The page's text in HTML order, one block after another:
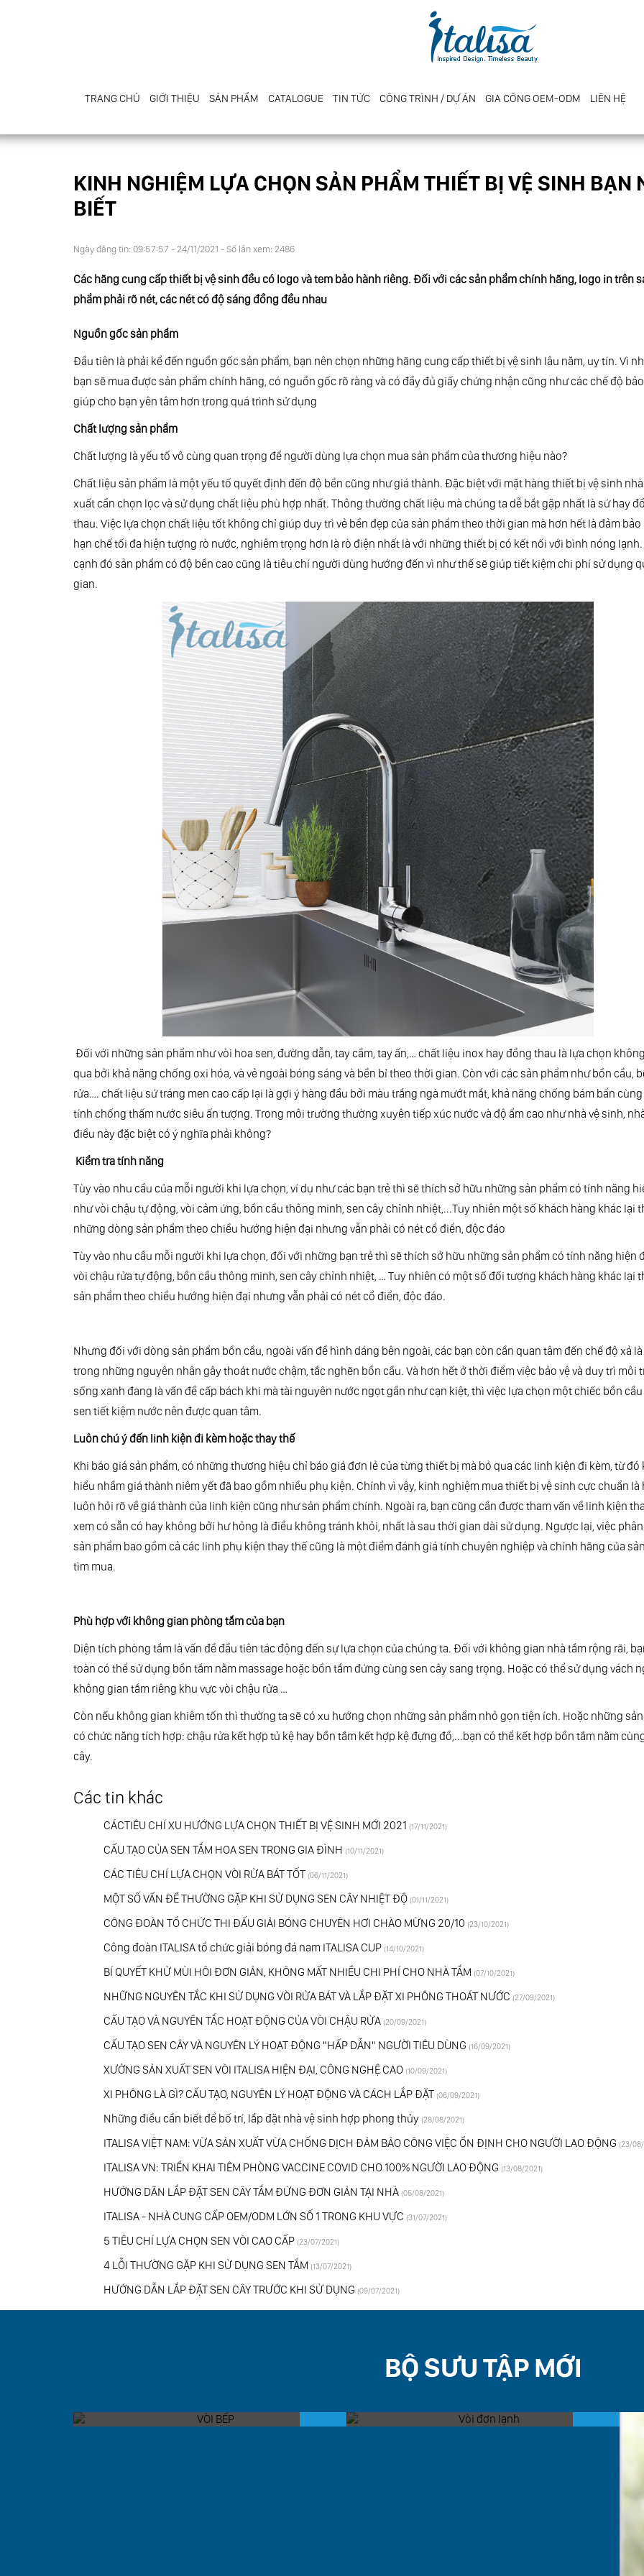
TRANG CHỦ GIỚI THIỆU SẢN PHẨM CATALOGUE TIN TỨC CÔNG TRÌNH / DỰ ÁN GIA CÔNG OEM-ODM LIÊN HỆ
KINH NGHIỆM LỰA CHỌN SẢN PHẨM THIẾT BỊ VỆ SINH BẠN
BIẾT
Ngày đăng tin: 09:57:57 - 24/11/2021 - Số lần xem: 2486
Các hãng cung cấp thiết bị vệ sinh đều có logo và tem bảo hành riêng. Đối với các sản phẩm chính hãng, logo in trên
phẩm phải rõ nét, các nét có độ sáng đồng đều nhau
Nguồn gốc sản phẩm
Đầu tiên là phải kể đến nguồn gốc sản phẩm, bạn nên chọn những hãng cung cấp thiết bị vệ sinh lâu năm, uy tín. Vì
bạn sẽ mua được sản phẩm chính hãng, có nguồn gốc rõ ràng và có đầy đủ giấy chứng nhận cũng như các chế độ
giúp cho bạn yên tâm hơn trong quá trình sử dụng
Chất lượng sản phẩm
Chất lượng là yếu tố vô cùng quan trọng để người dùng lựa chọn mua sản phẩm của thương hiệu nào?
Chất liệu sản phẩm là một yếu tố quyết định đến độ bền cũng như giá thành. Đặc biệt với mặt hàng thiết bị vệ sinh
xuất cần chọn lọc và sử dụng chất liệu phù hợp nhất. Thông thường chất liệu mà chúng ta dễ bắt gặp nhất là sứ hay
thau. Việc lựa chọn chất liệu tốt không chỉ giúp duy trì vẻ bền đẹp của sản phẩm theo thời gian mà hơn hết là đảm bảo
hạn chế tối đa hiện tượng rò nước, nghiêm trọng hơn là rò điện nhất là với những thiết bị có kết nối với bình nóng lạnh.
cạnh đó sản phẩm có độ bền cao cũng là tiêu chí người dùng hướng đến vì như thế sẽ giúp tiết kiệm chi phí sử dụng
gian.
Đối với những sản phẩm như vòi hoa sen, đường dẫn, tay cầm, tay ấn,… chất liệu inox hay đồng thau là lựa chọn
qua bởi khả năng chống oxi hóa, và vẻ ngoài bóng sáng và bền bỉ theo thời gian. Còn với các sản phẩm như bồn cầu,
rửa…. chất liệu sứ tráng men cao cấp lại là gợi ý hàng đầu bởi màu trắng ngà mướt mắt, khả năng chống bám bẩn
tính chống thấm nước siêu ấn tượng. Trong môi trường thường xuyên tiếp xúc nước và độ ẩm cao như nhà vệ sinh,
điều này đặc biệt có ý nghĩa phải không?
Kiểm tra tính năng
Tùy vào nhu cầu của mỗi người khi lựa chọn, ví dụ như các bạn trẻ thì sẽ thích sở hữu những sản phẩm có tính năng
như vòi chậu tự động, vòi cảm ứng, bồn cầu thông minh, sen cây chỉnh nhiệt,...Tuy nhiên một số khách hàng khác lại
những dòng sản phẩm theo chiều hướng hiện đại nhưng vẫn phải có nét cổ điển, độc đáo
Tùy vào nhu cầu mỗi người khi lựa chọn, đối với những bạn trẻ thì sẽ thích sở hữu những sản phẩm có tính năng hiện
vòi chậu rửa tự động, bồn cầu thông minh, sen cây chỉnh nhiệt, … Tuy nhiên có một số đối tượng khách hàng khác lại
sản phẩm theo chiều hướng hiện đại nhưng vẫn phải có nét cổ điển, độc đáo.
Nhưng đối với dòng sản phẩm bồn cầu, ngoài vấn đề hình dáng bên ngoài, các bạn còn cần quan tâm đến chế độ xả
trong những nguyên nhân gây thoát nước chậm, tắc nghẽn bồn cầu. Và hơn hết ở thời điểm việc bảo vệ và duy trì môi
sống xanh đang là vấn đề cấp bách khi mà tài nguyên nước ngọt gần như cạn kiệt, thì việc lựa chọn một chiếc bồn
sen tiết kiệm nước nên được quan tâm.
Luôn chú ý đến linh kiện đi kèm hoặc thay thế
Khi báo giá sản phẩm, có những thương hiệu chỉ báo giá đơn lẻ của từng thiết bị mà bỏ qua các linh kiện đi kèm, từ đó
hiểu nhầm giá thành niêm yết đã bao gồm nhiều phụ kiện. Chính vì vậy, kinh nghiệm mua thiết bị vệ sinh cực chuẩn là
luôn hỏi rõ về giá thành của linh kiện cũng như sản phẩm chính. Ngoài ra, bạn cũng cần được tham vấn về linh kiện
xem có sẵn có hay không bởi hư hỏng là điều không tránh khỏi, nhất là sau thời gian dài sử dụng. Ngược lại, việc
sản phẩm bao gồm cả các linh phụ kiện thay thế cũng là một điểm đánh giá tính chuyên nghiệp và chính hãng của
tìm mua.
Phù hợp với không gian phòng tắm của bạn
Diện tích phòng tắm là vấn đề đầu tiên tác động đến sự lựa chọn của chúng ta. Đối với không gian nhà tắm rộng rãi,
toàn có thể sử dụng bồn tắm nằm massage hoặc bồn tắm đứng cùng sen cây sang trọng. Hoặc có thể sử dụng vách
không gian tắm riêng khu vực vòi chậu rửa …
Còn nếu không gian khiêm tốn thì thường ta sẽ có xu hướng chọn những sản phẩm nhỏ gọn tiện ích. Hoặc những
có chức năng tích hợp: chậu rửa kết hợp tủ kệ hay bồn tắm kết hợp kệ đựng đồ,...bạn có thể kết hợp bồn tắm nằm
cây.
Các tin khác
CÁCTIÊU CHÍ XU HƯỚNG LỰA CHỌN THIẾT BỊ VỆ SINH MỚI 2021 (17/11/2021)
CẤU TẠO CỦA SEN TẮM HOA SEN TRONG GIA ĐÌNH (10/11/2021)
CÁC TIÊU CHÍ LỰA CHỌN VÒI RỬA BÁT TỐT (06/11/2021)
MỘT SỐ VẤN ĐỀ THƯỜNG GẶP KHI SỬ DỤNG SEN CÂY NHIỆT ĐỘ (01/11/2021)
CÔNG ĐOÀN TỔ CHỨC THI ĐẤU GIẢI BÓNG CHUYÊN HƠI CHÀO MỪNG 20/10 (23/10/2021)
Công đoàn ITALISA tổ chức giải bóng đá nam ITALISA CUP (14/10/2021)
BÍ QUYẾT KHỬ MÙI HÔI ĐƠN GIẢN, KHÔNG MẤT NHIỀU CHI PHÍ CHO NHÀ TẮM (07/10/2021)
NHỮNG NGUYÊN TẮC KHI SỬ DỤNG VÒI RỬA BÁT VÀ LẮP ĐẶT XI PHÔNG THOÁT NƯỚC (27/09/2021)
CẤU TẠO VÀ NGUYÊN TẮC HOẠT ĐỘNG CỦA VÒI CHẬU RỬA (20/09/2021)
CẤU TẠO SEN CÂY VÀ NGUYÊN LÝ HOẠT ĐỘNG "HẤP DẪN" NGƯỜI TIÊU DÙNG (16/09/2021)
XƯỞNG SẢN XUẤT SEN VÒI ITALISA HIỆN ĐẠI, CÔNG NGHỆ CAO (10/09/2021)
XI PHÔNG LÀ GÌ? CẤU TẠO, NGUYÊN LÝ HOẠT ĐỘNG VÀ CÁCH LẮP ĐẶT (06/09/2021)
Những điều cần biết để bố trí, lắp đặt nhà vệ sinh hợp phong thủy (28/08/2021)
ITALISA VIỆT NAM: VỪA SẢN XUẤT VỪA CHỐNG DỊCH ĐẢM BẢO CÔNG VIỆC ỔN ĐỊNH CHO NGƯỜI LAO ĐỘNG (23/
ITALISA VN: TRIỂN KHAI TIÊM PHÒNG VACCINE COVID CHO 100% NGƯỜI LAO ĐỘNG (13/08/2021)
HƯỚNG DÃN LẮP ĐẶT SEN CÂY TẮM ĐỨNG ĐƠN GIẢN TẠI NHÀ (05/08/2021)
ITALISA - NHÀ CUNG CẤP OEM/ODM LỚN SỐ 1 TRONG KHU VỰC (31/07/2021)
5 TIÊU CHÍ LỰA CHỌN SEN VÒI CAO CẤP (23/07/2021)
4 LỖI THƯỜNG GẶP KHI SỬ DỤNG SEN TẮM (13/07/2021)
HƯỚNG DẪN LẮP ĐẶT SEN CÂY TRƯỚC KHI SỬ DỤNG (09/07/2021)
BỘ SƯU TẬP MỚI